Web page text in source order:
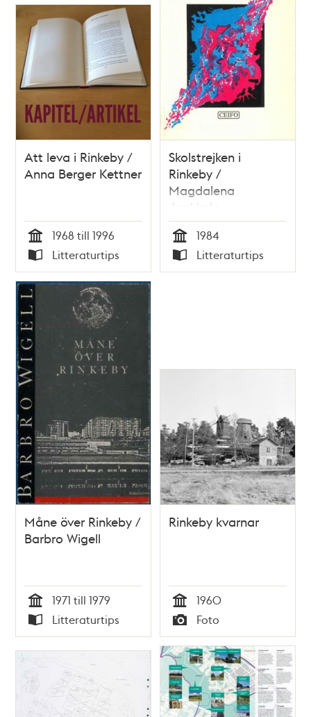
Att leva i Rinkeby /
Anna Berger Kettner
Tid
1968 till 1996
Typ
Litteraturtips
Skolstrejken i
Rinkeby /
Magdalena
Jaakkola
Tid
1984
Typ
Litteraturtips
Måne över Rinkeby /
Barbro Wigell
Tid
1971 till 1979
Typ
Litteraturtips
Rinkeby kvarnar
Tid
1960
Typ
Foto